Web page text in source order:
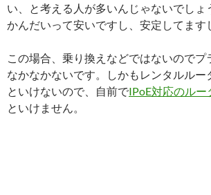
い、と考える人が多いんじゃないでしょ
かんだいって安いですし、安定してます
この場合、乗り換えなどではないのでプ
なかなかないです。しかもレンタルルー
といけないので、自前でIPoE対応のルー
といけません。